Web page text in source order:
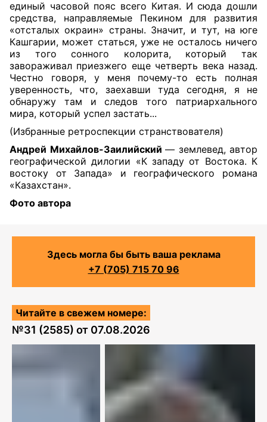
единый часовой пояс всего Китая. И сюда дошли
средства, направляемые Пекином для развития
«отсталых окраин» страны. Значит, и тут, на юге
Кашгарии, может статься, уже не осталось ничего
из того сонного колорита, который так
завораживал приезжего еще четверть века назад.
Честно говоря, у меня почему-то есть полная
уверенность, что, заехавши туда сегодня, я не
обнаружу там и следов того патриархального
мира, который успел застать...
(Избранные ретроспекции странствователя)
Андрей Михайлов-Заилийский — землевед, автор
географической дилогии «К западу от Востока. К
востоку от Запада» и географического романа
«Казахстан».
Фото автора
Здесь могла бы быть ваша реклама
+7 (705) 715 70 96
Читайте в свежем номере:
№31 (2585) от 07.08.2026